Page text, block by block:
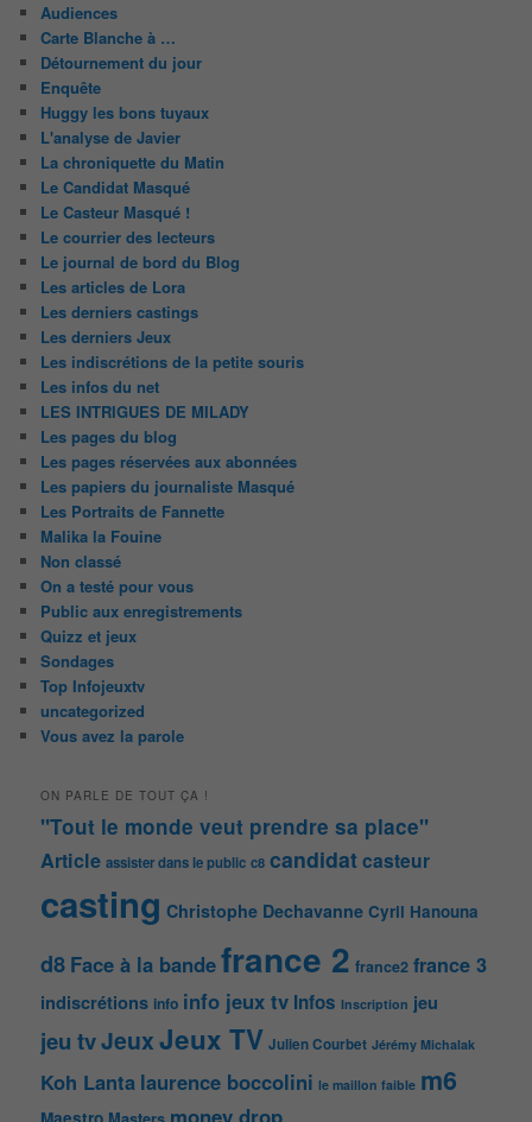
Audiences
Carte Blanche à …
Détournement du jour
Enquête
Huggy les bons tuyaux
L'analyse de Javier
La chroniquette du Matin
Le Candidat Masqué
Le Casteur Masqué !
Le courrier des lecteurs
Le journal de bord du Blog
Les articles de Lora
Les derniers castings
Les derniers Jeux
Les indiscrétions de la petite souris
Les infos du net
LES INTRIGUES DE MILADY
Les pages du blog
Les pages réservées aux abonnées
Les papiers du journaliste Masqué
Les Portraits de Fannette
Malika la Fouine
Non classé
On a testé pour vous
Public aux enregistrements
Quizz et jeux
Sondages
Top Infojeuxtv
uncategorized
Vous avez la parole
ON PARLE DE TOUT ÇA !
"Tout le monde veut prendre sa place"
Article assister dans le public c8 candidatcasteur
casting Christophe Dechavanne Cyril Hanouna
d8 Face à la bandefrance 2 france2 france 3
indiscrétions info info jeux tv Infos Inscription jeu
jeu tvJeuxJeux TV Julien Courbet Jérémy Michalak
Koh Lanta laurence boccolini le maillon faible m6
money drop